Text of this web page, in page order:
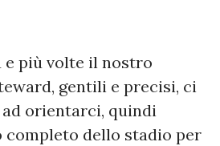
più volte il nostro
gentili e precisi, ci
ad orientarci, quindi
dello stadio per